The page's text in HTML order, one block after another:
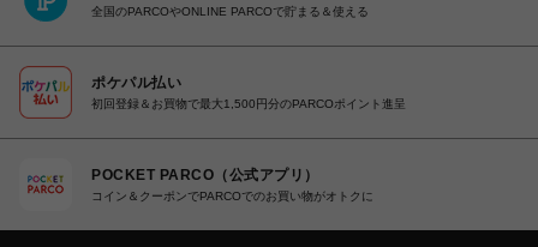
全国のPARCOやONLINE PARCOで貯まる＆使える
ポケパル払い
初回登録＆お買物で最大1,500円分のPARCOポイント進呈
POCKET PARCO（公式アプリ）
コイン＆クーポンでPARCOでのお買い物がオトクに